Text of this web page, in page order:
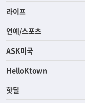
라이프
연예/스포츠
ASK미국
HelloKtown
핫딜